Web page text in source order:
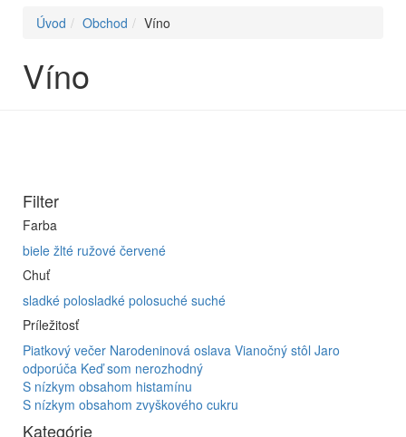
Úvod Obchod Víno
Víno
Filter
Farba
biele žlté ružové červené
Chuť
sladké polosladké polosuché suché
Príležitosť
Piatkový večer Narodeninová oslava Vianočný stôl Jaro
odporúča Keď som nerozhodný
S nízkym obsahom histamínu
S nízkym obsahom zvyškového cukru
Kategórie